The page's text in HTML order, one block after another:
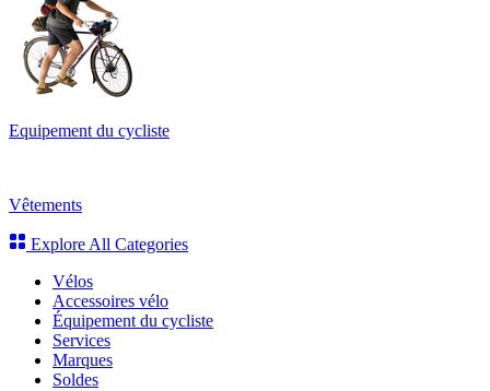
Equipement du cycliste
Vêtements
Explore All Categories
Vélos
Accessoires vélo
Équipement du cycliste
Services
Marques
Soldes